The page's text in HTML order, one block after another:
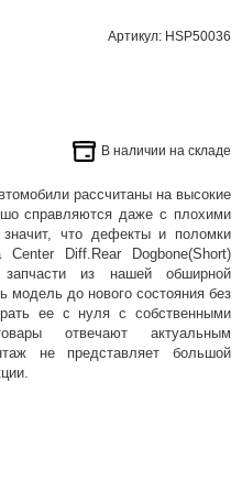
Артикул: HSP50036
В наличии на складе
рассчитаны на высокие
справляются даже с плохими
что дефекты и поломки
Diff.Rear Dogbone(Short)
из нашей обширной
модель до нового состояния без
ее с нуля с собственными
отвечают актуальным
не представляет большой